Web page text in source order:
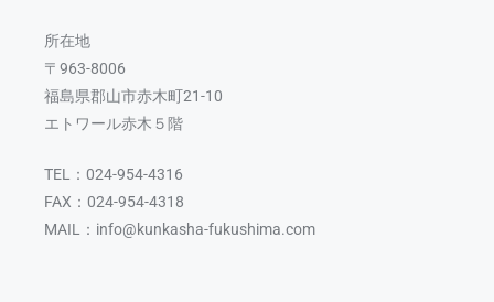
所在地
〒963-8006
福島県郡山市赤木町21-10
エトワール赤木５階
TEL：024-954-4316
FAX：024-954-4318
MAIL：info@kunkasha-fukushima.com